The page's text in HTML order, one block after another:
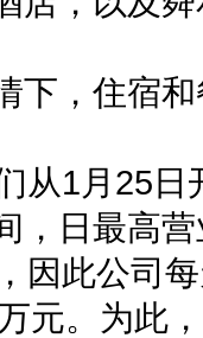
下，住宿
从1月25日
，日最高
因此公司
元。为此